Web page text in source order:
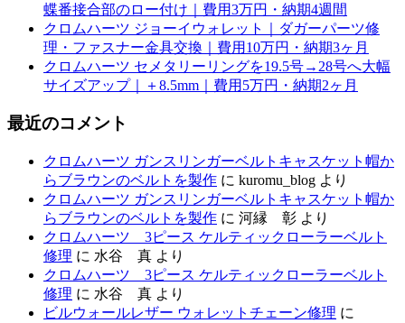
蝶番接合部のロー付け｜費用3万円・納期4週間
クロムハーツ ジョーイウォレット｜ダガーパーツ修
理・ファスナー金具交換｜費用10万円・納期3ヶ月
クロムハーツ セメタリーリングを19.5号→28号へ大幅
サイズアップ｜＋8.5mm｜費用5万円・納期2ヶ月
最近のコメント
クロムハーツ ガンスリンガーベルトキャスケット帽か
らブラウンのベルトを製作 に kuromu_blog より
クロムハーツ ガンスリンガーベルトキャスケット帽か
らブラウンのベルトを製作 に 河縁 彰 より
クロムハーツ 3ピース ケルティックローラーベルト
修理 に 水谷 真 より
クロムハーツ 3ピース ケルティックローラーベルト
修理 に 水谷 真 より
ビルウォールレザー ウォレットチェーン修理 に